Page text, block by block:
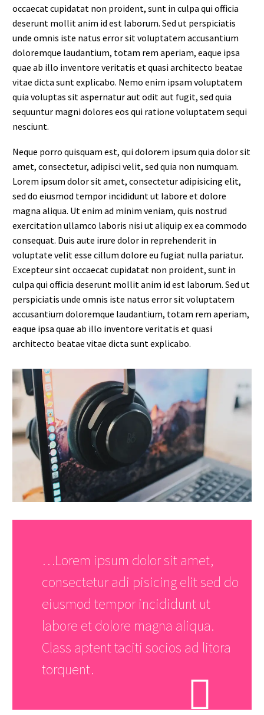
occaecat cupidatat non proident, sunt in culpa qui officia
deserunt mollit anim id est laborum. Sed ut perspiciatis
unde omnis iste natus error sit voluptatem accusantium
doloremque laudantium, totam rem aperiam, eaque ipsa
quae ab illo inventore veritatis et quasi architecto beatae
vitae dicta sunt explicabo. Nemo enim ipsam voluptatem
quia voluptas sit aspernatur aut odit aut fugit, sed quia
sequuntur magni dolores eos qui ratione voluptatem sequi
nesciunt.
Neque porro quisquam est, qui dolorem ipsum quia dolor sit
amet, consectetur, adipisci velit, sed quia non numquam.
Lorem ipsum dolor sit amet, consectetur adipisicing elit,
sed do eiusmod tempor incididunt ut labore et dolore
magna aliqua. Ut enim ad minim veniam, quis nostrud
exercitation ullamco laboris nisi ut aliquip ex ea commodo
consequat. Duis aute irure dolor in reprehenderit in
voluptate velit esse cillum dolore eu fugiat nulla pariatur.
Excepteur sint occaecat cupidatat non proident, sunt in
culpa qui officia deserunt mollit anim id est laborum. Sed ut
perspiciatis unde omnis iste natus error sit voluptatem
accusantium doloremque laudantium, totam rem aperiam,
eaque ipsa quae ab illo inventore veritatis et quasi
architecto beatae vitae dicta sunt explicabo.
…Lorem ipsum dolor sit amet,
consectetur adi pisicing elit sed do
eiusmod tempor incididunt ut
labore et dolore magna aliqua.
Class aptent taciti socios ad litora
torquent.